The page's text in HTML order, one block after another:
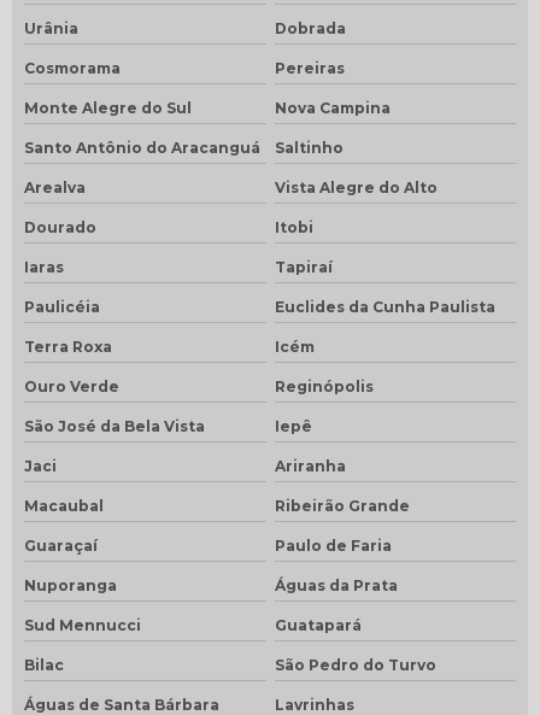
Urânia Dobrada
Cosmorama Pereiras
Monte Alegre do Sul Nova Campina
Santo Antônio do Aracanguá Saltinho
Arealva Vista Alegre do Alto
Dourado Itobi
Iaras Tapiraí
Paulicéia Euclides da Cunha Paulista
Terra Roxa Icém
Ouro Verde Reginópolis
São José da Bela Vista Iepê
Jaci Ariranha
Macaubal Ribeirão Grande
Guaraçaí Paulo de Faria
Nuporanga Águas da Prata
Sud Mennucci Guatapará
Bilac São Pedro do Turvo
Águas de Santa Bárbara Lavrinhas